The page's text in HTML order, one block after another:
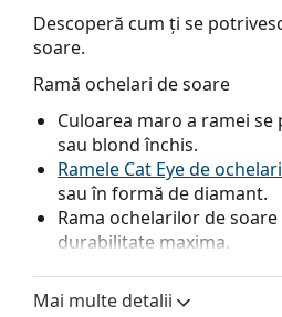
Descoperă cum ți se
soare.
Ramă ochelari de soare
Culoarea maro a ramei
sau blond închis.
Ramele Cat Eye de
sau în formă de diamant.
Rama ochelarilor de
durabilitate maxima.
Lentile ochelari de soare
Mai multe detalii